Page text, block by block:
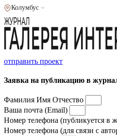
Колумбус
отправить проект
Заявка на публикацию в
Фамилия Имя Отчество
Ваша почта (Email)
Номер телефона (публикуется в
Номер телефона (для связи с